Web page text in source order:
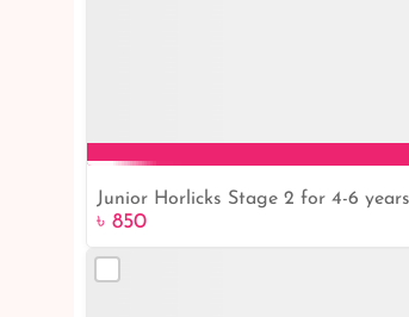
Junior Horlicks Stage 2 for 4-6 years
৳ 850